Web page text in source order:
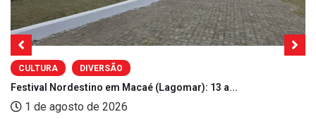
CULTURA DIVERSÃO
Festival Nordestino em Macaé (Lagomar): 13 a...
1 de agosto de 2026